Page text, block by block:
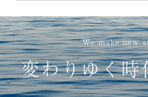
We make new
変わりゆく